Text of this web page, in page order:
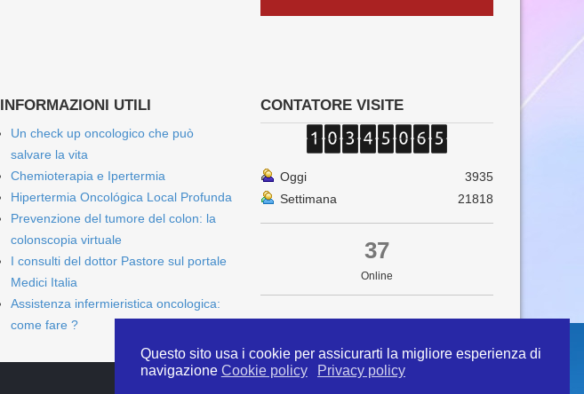
Questo sito usa i cookie per assicurarti la migliore esperienza di
navigazione Cookie policy Privacy policy
INFORMAZIONI UTILI
Un check up oncologico che può
salvare la vita
Chemioterapia e Ipertermia
Hipertermia Oncológica Local Profunda
Prevenzione del tumore del colon: la
colonscopia virtuale
I consulti del dottor Pastore sul portale
Medici Italia
Assistenza infermieristica oncologica:
come fare ?
CONTATORE VISITE
Oggi
3935
Settimana
21818
37
Online